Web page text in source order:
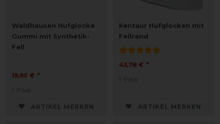
Waldhausen Hufglocke
Gummi mit Synthetik-
Fell
19,95 € *
1 Paar
ARTIKEL MERKEN
Kentaur Hufglocken mit
Fellrand
43,78 € *
1 Paar
ARTIKEL MERKEN